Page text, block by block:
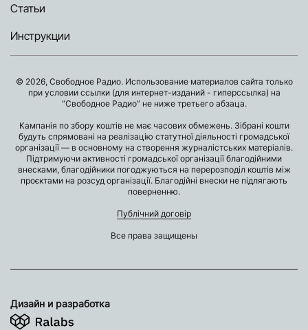
Статьи
Инструкции
© 2026, Свободное Радио. Использование материалов сайта только
при условии ссылки (для интернет-изданий - гиперссылка) на
“Свободное Радио” не ниже третьего абзаца.
Кампанія по збору коштів не має часових обмежень. Зібрані кошти
будуть спрямовані на реалізацію статутної діяльності громадської
організації — в основному на створення журналістських матеріалів.
Підтримуючи активності громадської організації благодійними
внесками, благодійники погоджуються на перерозподіл коштів між
проєктами на розсуд організації. Благодійні внески не підлягають
поверненню.
Публічний договір
Все права защищены
Дизайн и разработка